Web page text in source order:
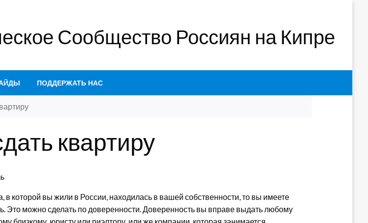
Сообщество Россиян на Кипре
ПОДДЕРЖАТЬ НАС
квартиру
в которой вы жили в России, находилась в вашей собственности, то вы имеете
Это можно сделать по доверенности. Доверенность вы вправе выдать любому